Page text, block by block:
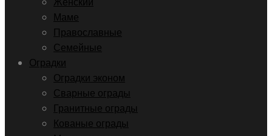
Маме
Православные
Семейные
Оградки
Оградки эконом
Сварные ограды
Гранитные ограды
Кованые ограды